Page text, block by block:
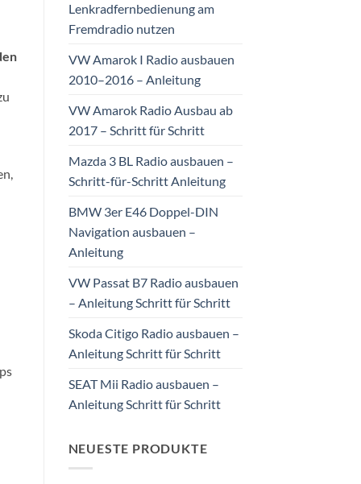
Lenkradfernbedienung am
Fremdradio nutzen
VW Amarok I Radio ausbauen
2010–2016 – Anleitung
VW Amarok Radio Ausbau ab
2017 – Schritt für Schritt
Mazda 3 BL Radio ausbauen –
Schritt-für-Schritt Anleitung
BMW 3er E46 Doppel-DIN
Navigation ausbauen –
Anleitung
VW Passat B7 Radio ausbauen
– Anleitung Schritt für Schritt
Skoda Citigo Radio ausbauen –
Anleitung Schritt für Schritt
SEAT Mii Radio ausbauen –
Anleitung Schritt für Schritt
NEUESTE PRODUKTE